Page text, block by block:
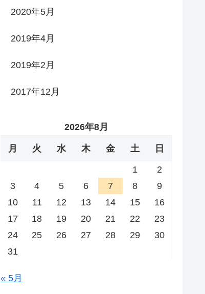
2020年5月
2019年4月
2019年2月
2017年12月
2026年8月
月 火 水 木 金 土 日
1
2
3
4 5 6 7 8
9
10
11 12 13 14 15
16
17
18 19 20 21 22
23
24
25 26 27 28 29
30
31
« 5月